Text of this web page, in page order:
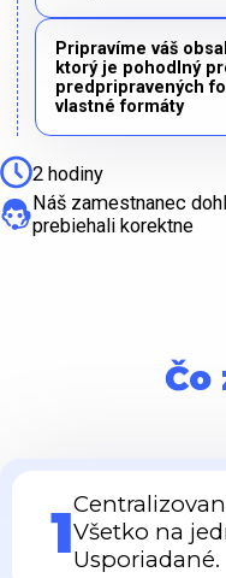
Pripravíme váš
ktorý je pohodlný
predpripravených
vlastné formáty
Náš zamestnanec
prebiehali korektne
2 hodiny
Čo
1Všetko na
Usporiadané.